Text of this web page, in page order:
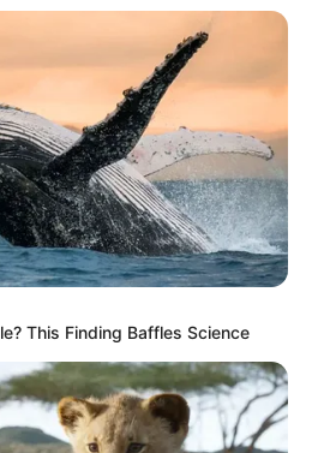
This Finding Baffles Science